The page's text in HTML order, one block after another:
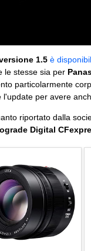
1.5 è
le stesse sia per
particolarmente
l'update per avere
riportato dalla
Digital